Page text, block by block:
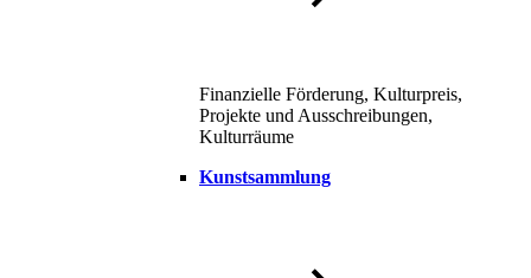
Finanzielle Förderung, Kulturpreis,
Projekte und Ausschreibungen,
Kulturräume
Kunstsammlung